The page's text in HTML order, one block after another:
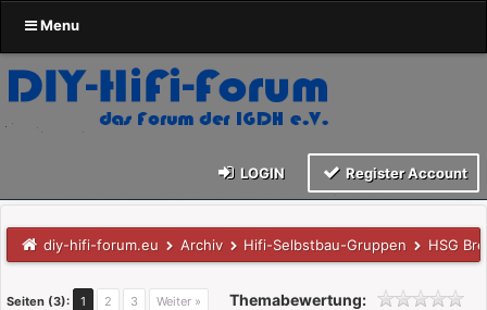
Menu
LOGIN Register Account
diy-hifi-forum.eu Archiv Hifi-Selbstbau-Gruppen HSG
Seiten (3): 1 2 3 Weiter » Themabewertung: